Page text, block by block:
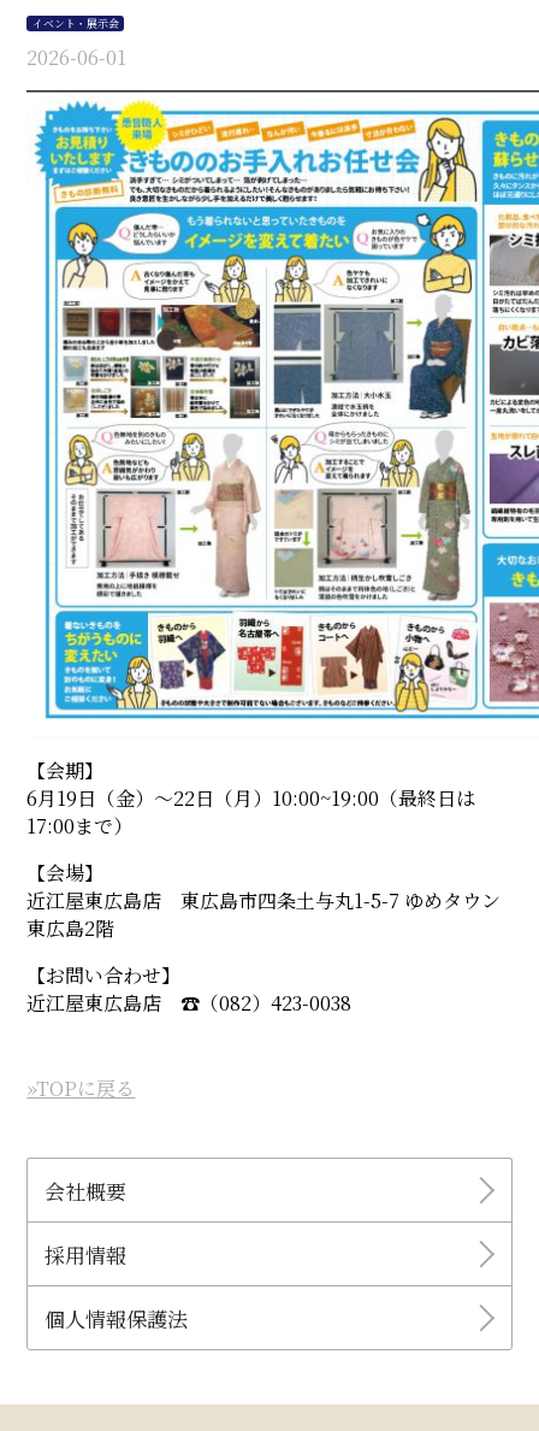
イベント・展示会
2026-06-01
【会期】
6月19日（金）〜22日（月）10:00~19:00（最終日は
17:00まで）
【会場】
近江屋東広島店 東広島市四条土与丸1-5-7 ゆめタウン
東広島2階
【お問い合わせ】
近江屋東広島店 ☎︎（082）423-0038
»TOPに戻る
会社概要
採用情報
個人情報保護法